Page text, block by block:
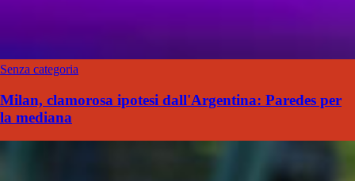
Senza categoria
Milan, clamorosa ipotesi dall'Argentina: Paredes per
la mediana